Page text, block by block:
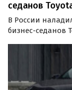
седанов
В России
бизнес-седанов
китайских
либо Chery Arrizo